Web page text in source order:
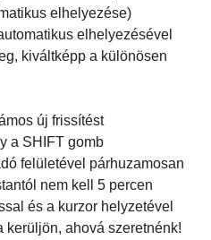
elhelyezése)
elhelyezésével
kiváltképp a különösen
új frissítést
a SHIFT gomb
felületével párhuzamosan
nem kell 5 percen
és a kurzor helyzetével
kerüljön, ahová szeretnénk!